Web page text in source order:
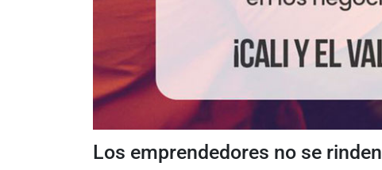
Los emprendedores no se rinden